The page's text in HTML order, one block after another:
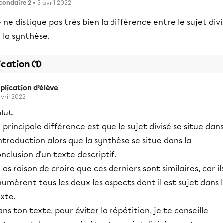
2 • 3 avril 2022
ne distique pas très bien la différence entre le sujet
la synthèse.
(1)
d’élève
2022
principale différence est que le sujet divisé se situe dans
alors que la synthèse se situe dans la
d'un texte descriptif.
as raison de croire que ces derniers sont similaires, car
tous les deux les aspects dont il est sujet dans
ton texte, pour éviter la répétition, je te conseille